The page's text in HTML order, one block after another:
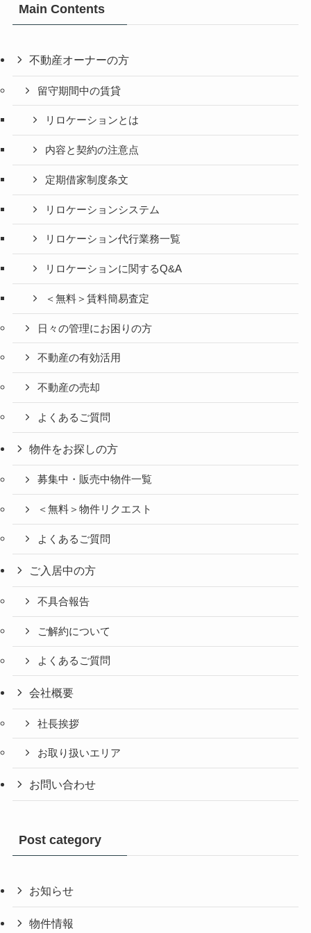
Main Contents
不動産オーナーの方
留守期間中の賃貸
リロケーションとは
内容と契約の注意点
定期借家制度条文
リロケーションシステム
リロケーション代行業務一覧
リロケーションに関するQ&A
＜無料＞賃料簡易査定
日々の管理にお困りの方
不動産の有効活用
不動産の売却
よくあるご質問
物件をお探しの方
募集中・販売中物件一覧
＜無料＞物件リクエスト
よくあるご質問
ご入居中の方
不具合報告
ご解約について
よくあるご質問
会社概要
社長挨拶
お取り扱いエリア
お問い合わせ
Post category
お知らせ
物件情報